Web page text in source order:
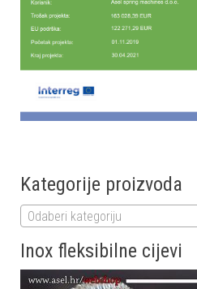
Kategorije proizvoda
Odaberi kategoriju
Inox fleksibilne cijevi